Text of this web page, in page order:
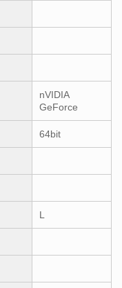
nVIDIA
GeForce
64bit
L